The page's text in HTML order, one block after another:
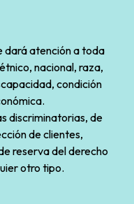
dará atención a toda
nacional, raza,
condición
discriminatorias, de
de clientes,
reserva del derecho
otro tipo.